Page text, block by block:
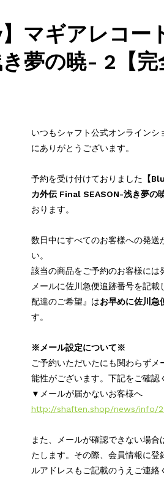
マギアレコ
夢の暁- 2【完
いつもシャフト公式オンライン
にありがとうございます。
予約を受け付けておりました 【
カ外伝 Final SEASON-浅き夢の
おります。
数日中にすべてのお客様への発送
い。
該当の商品をご予約のお客様には
メールに佐川急便追跡番号を記
配達のご希望』はお早めに佐川急
す。
※メール設定について※
ご予約いただいたにも関わらず
能性がございます。下記をご確認
▼メールが届かないお客様へ
http://shaften.shop/news/info/
また、メールが確認できない場合
たします。その際、会員情報に
ルアドレスもご記載のうえご連絡